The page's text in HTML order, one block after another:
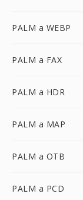
PALM a WEBP
PALM a FAX
PALM a HDR
PALM a MAP
PALM a OTB
PALM a PCD